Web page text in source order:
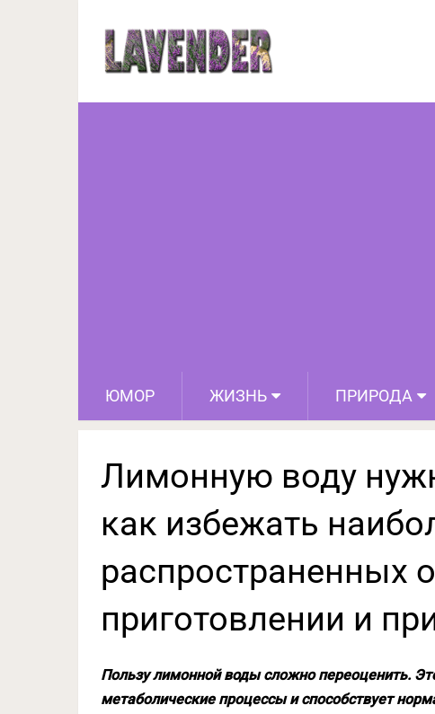
ЮМОР ЖИЗНЬ ПРИРОДА
Лимонную воду нужно
наиболее
Лимонную воду
как избежать
распространенных
приготовлении и
Пользу лимонной воды сложно переоценить.
метаболические процессы и способствует